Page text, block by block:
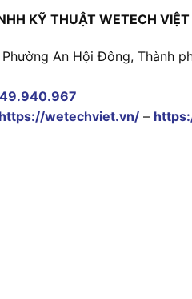
KỸ THUẬT WETECH VIỆT
An Hội Đông, Thành
https://wetechviet.vn/ –